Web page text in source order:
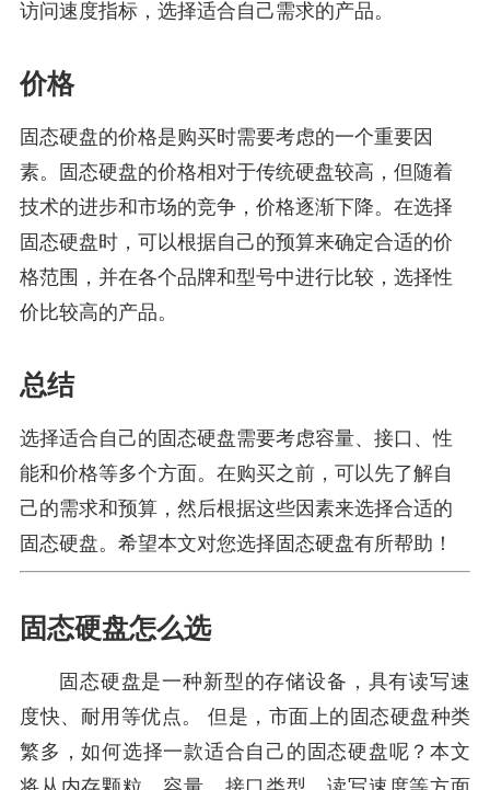
访问速度指标，选择适合自己需求的产品。
价格
固态硬盘的价格是购买时需要考虑的一个重要因
素。固态硬盘的价格相对于传统硬盘较高，但随着
技术的进步和市场的竞争，价格逐渐下降。在选择
固态硬盘时，可以根据自己的预算来确定合适的价
格范围，并在各个品牌和型号中进行比较，选择性
价比较高的产品。
总结
选择适合自己的固态硬盘需要考虑容量、接口、性
能和价格等多个方面。在购买之前，可以先了解自
己的需求和预算，然后根据这些因素来选择合适的
固态硬盘。希望本文对您选择固态硬盘有所帮助！
固态硬盘怎么选
固态硬盘是一种新型的存储设备，具有读写速
度快、耐用等优点。 但是，市面上的固态硬盘种类
繁多，如何选择一款适合自己的固态硬盘呢？本文